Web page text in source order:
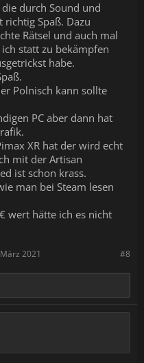
durch Sound und
Spaß. Dazu
Rätsel und auch mal
statt zu bekämpfen
habe.
Polnisch kann sollte
PC aber dann hat
XR hat der wird echt
mit der Artisan
ist schon krass.
man bei Steam lesen
wert hätte ich es nicht
#8
2021